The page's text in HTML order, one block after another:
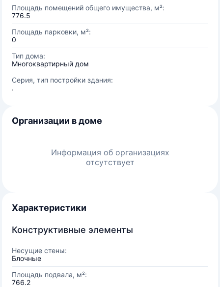
Площадь помещений общего имущества, м²:
776.5
Площадь парковки, м²:
0
Тип дома:
Многоквартирный дом
Серия, тип постройки здания:
.
Организации в доме
Информация об организациях
отсутствует
Характеристики
Конструктивные элементы
Несущие стены:
Блочные
Площадь подвала, м²:
766.2